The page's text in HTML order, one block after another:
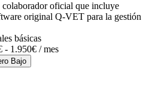
oficial que incluye
original Q-VET para la gestión
básicas
- 1.950€ / mes
Bajo